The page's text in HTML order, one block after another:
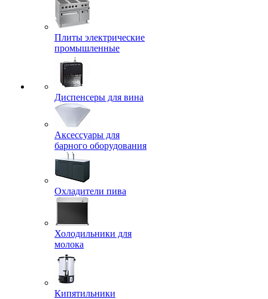
Плиты электрические
промышленные
Диспенсеры для вина
Аксессуары для
барного оборудования
Охладители пива
Холодильники для
молока
Кипятильники